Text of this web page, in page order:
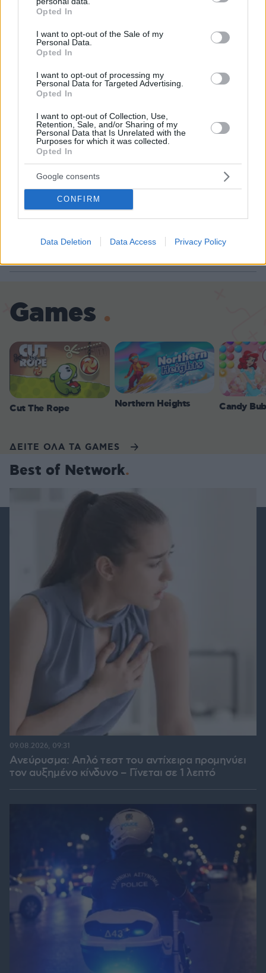
grant or deny consent to Google and its third-party tags to
use your data for below specified purposes in below Google
consent section.
Opted In
I want to opt-out of the Sale of my
Personal Data.
Opted In
I want to opt-out of processing my
Personal Data for Targeted Advertising.
Opted In
I want to opt-out of Collection, Use,
Retention, Sale, and/or Sharing of my
Personal Data that Is Unrelated with the
Purposes for which it was collected.
Opted In
Google consents
CONFIRM
Data Deletion Data Access Privacy Policy
έσωσαν οι φωνές της
Η Σίσσυ Χρηστίδου φωτογραφήθηκε
με μονοκίνι σε παραλία στα Χανιά
09.08.2026, 13:45 9
Άλογα χορεύουν πάνω σε σπασμένα
μπουκάλια στη Λέσβο - A Promise to
Animals: «Όταν η κριτική σε ένα έθιμο
θεωρείται επίθεση σε έναν τόπο»
09.08.2026, 11:37
Games
Cut The Rope Northern Heights Candy
ΔΕΙΤΕ ΟΛΑ ΤΑ GAMES
Best of Network
Ανεύρυσμα: Απλό τεστ του αντίχειρα προμηνύει
τον αυξημένο κίνδυνο – Γίνεται σε 1 λεπτό
09.08.2026, 09:31